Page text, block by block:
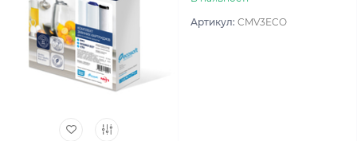
Артикул: CMV3ECO